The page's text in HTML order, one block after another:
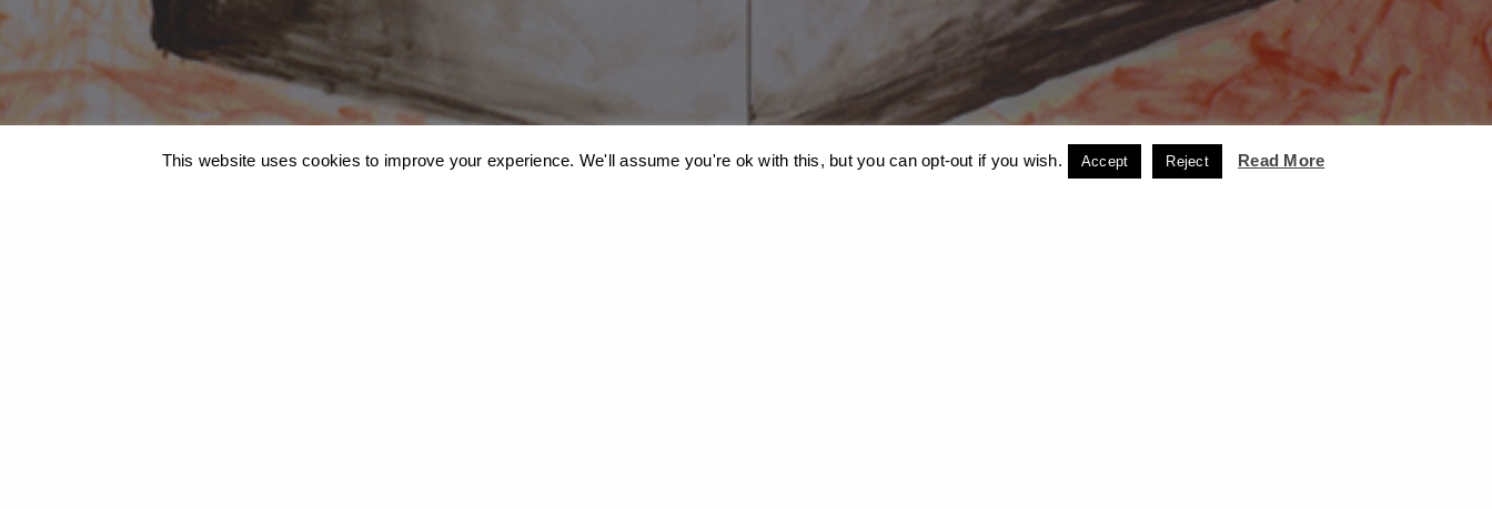
This website uses cookies to improve your experience. We'll assume you're ok with this, but you can opt-out if you wish. Accept Reject Read More
Η ιστοσελίδα μας χρησιμοποιεί cookies. Μάθετε περισσότερα σχετικά με τη χρήση τους:Πολιτική Απορρήτου ACCEPT